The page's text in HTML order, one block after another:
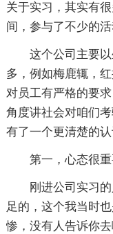
关于实习，其实有
间，参与了不少的活
这个公司主要
多，例如梅鹿辄，
对员工有严格的要
角度讲社会对咱们
有了一个更清楚的
第一，心态很
刚进公司实习
足的，这个我当时
惨，没有人告诉你